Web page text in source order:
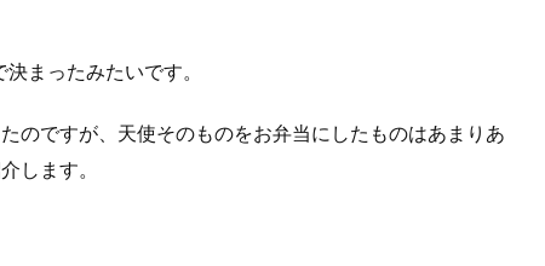
まったみたいです。
のですが、天使そのものをお弁当にしたものはあまりあ
します。